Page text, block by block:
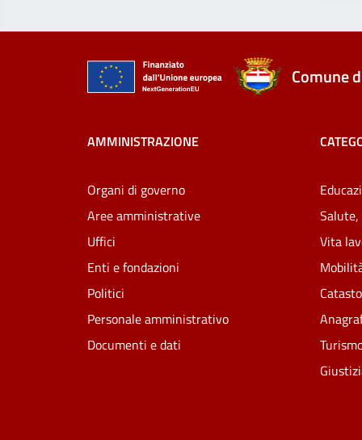
Comune
AMMINISTRAZIONE
Organi di governo
Aree amministrative
Uffici
Enti e fondazioni
Politici
Personale amministrativo
Documenti e dati
Salute,
Vita